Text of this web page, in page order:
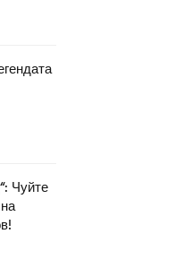
Чуйте